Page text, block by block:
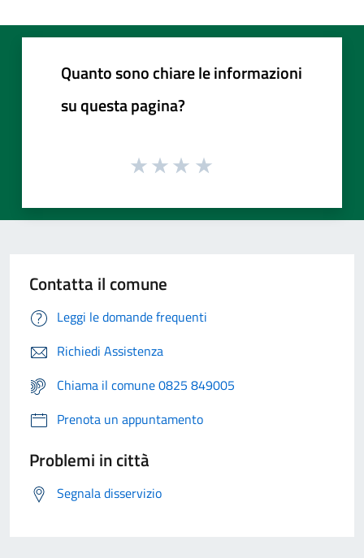
Quanto sono chiare le informazioni
su questa pagina?
Contatta il comune
Leggi le domande frequenti
Richiedi Assistenza
Chiama il comune 0825 849005
Prenota un appuntamento
Problemi in città
Segnala disservizio